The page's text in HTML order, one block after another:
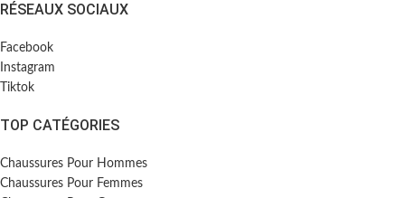
RÉSEAUX SOCIAUX
Facebook
Instagram
Tiktok
TOP CATÉGORIES
Chaussures Pour Hommes
Chaussures Pour Femmes